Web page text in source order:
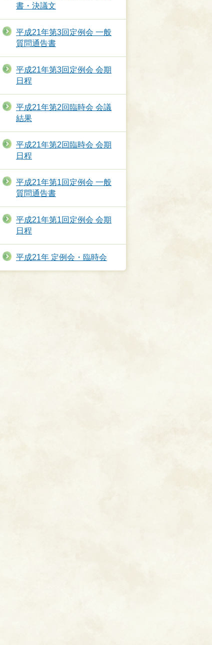
書・決議文
平成21年第3回定例会 一般
質問通告書
平成21年第3回定例会 会期
日程
平成21年第2回臨時会 会議
結果
平成21年第2回臨時会 会期
日程
平成21年第1回定例会 一般
質問通告書
平成21年第1回定例会 会期
日程
平成21年 定例会・臨時会